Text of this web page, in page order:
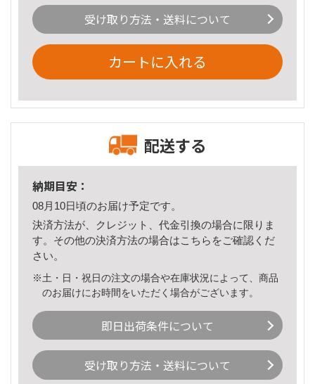
受け取り方法・送料について
カートに入れる
配送する
納期目安：
08月10日頃のお届け予定です。
決済方法が、クレジット、代金引換の場合に限りま
す。その他の決済方法の場合はこちら をご確認くだ
さい。
※土・日・祝日の注文の場合や在庫状況によって、商品
のお届けにお時間をいただく場合がございます。
即日出荷条件について
受け取り方法・送料について